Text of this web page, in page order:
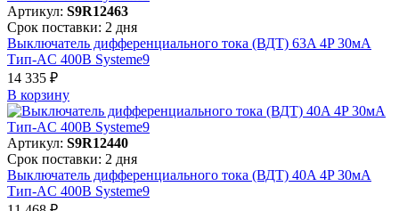
Артикул: S9R12463
Срок поставки: 2 дня
Выключатель дифференциального тока (ВДТ) 63A 4P 30мА
Тип-AC 400В Systeme9
14 335 ₽
В корзинy
Артикул: S9R12440
Срок поставки: 2 дня
Выключатель дифференциального тока (ВДТ) 40A 4P 30мА
Тип-AC 400В Systeme9